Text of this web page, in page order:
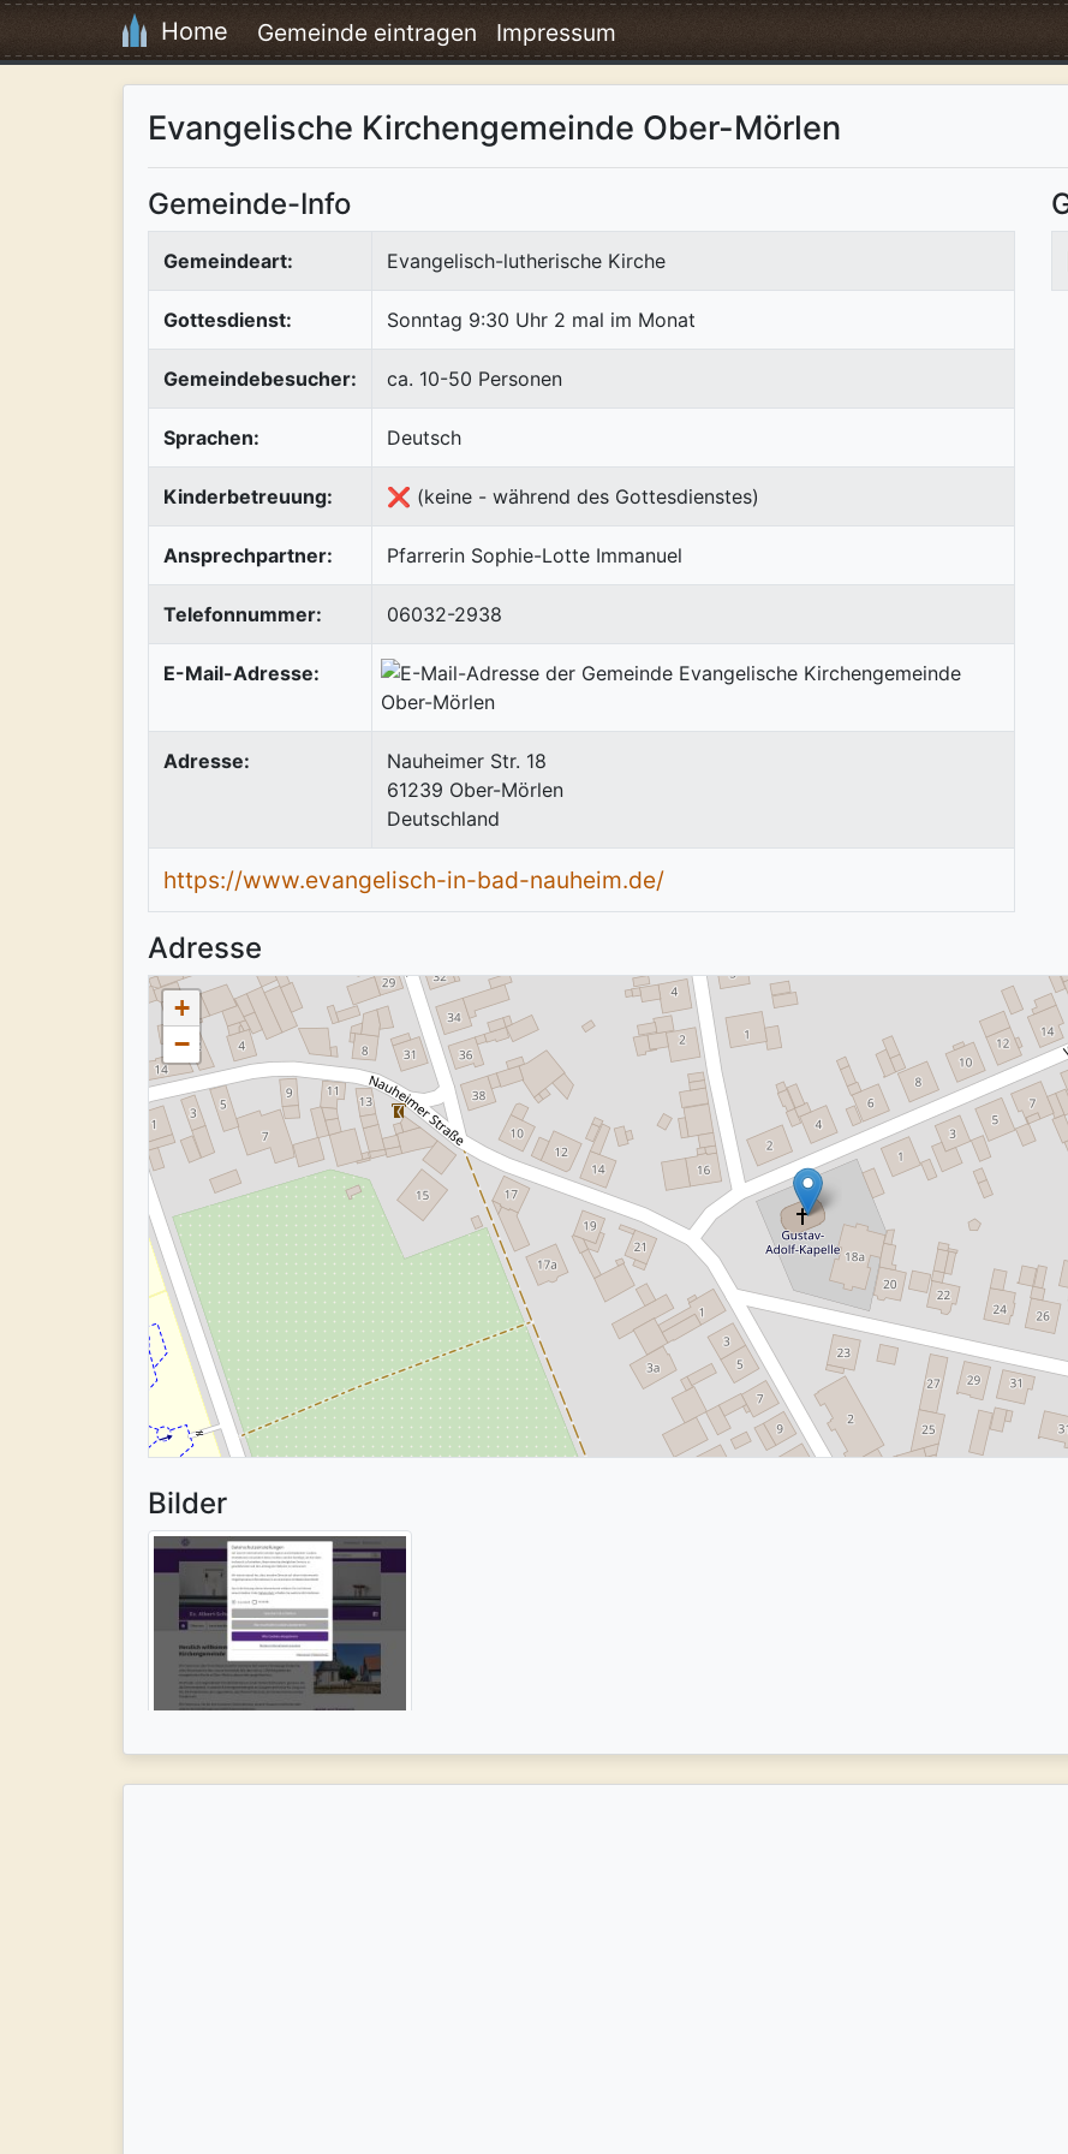
Home Gemeinde eintragen Impressum
Evangelische Kirchengemeinde Ober-Mörlen
Gemeinde-Info
Gemeindeart: Evangelisch-lutherische Kirche
Gottesdienst: Sonntag 9:30 Uhr 2 mal im Monat
Gemeindebesucher: ca. 10-50 Personen
Sprachen: Deutsch
Kinderbetreuung: ❌ (keine - während des Gottesdienstes)
Ansprechpartner: Pfarrerin Sophie-Lotte Immanuel
Telefonnummer: 06032-2938
E-Mail-Adresse:
Adresse:
Nauheimer Str. 18
61239 Ober-Mörlen
Deutschland
https://www.evangelisch-in-bad-nauheim.de/
Adresse
+
−
Bilder